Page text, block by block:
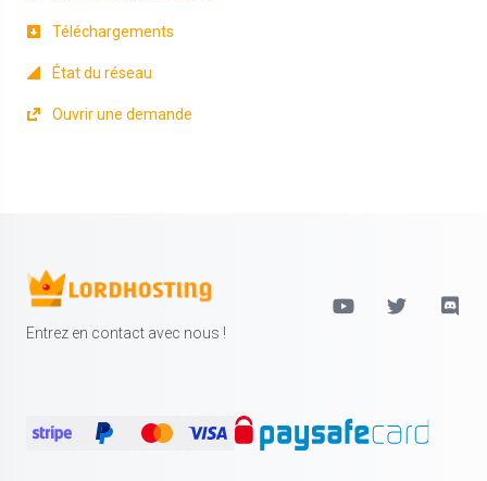
Téléchargements
État du réseau
Ouvrir une demande
Entrez en contact avec nous !